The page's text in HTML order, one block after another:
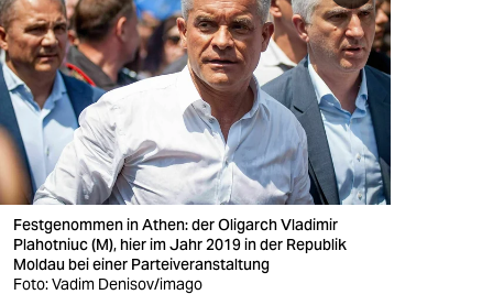
verlag
veranstaltungen
shop
fragen & hilfe
unterstützen
abo
genossenschaft
Festgenommen in Athen: der Oligarch Vladimir
Plahotniuc (M), hier im Jahr 2019 in der Republik
Moldau bei einer Parteiveranstaltung
Foto: Vadim Denisov/imago